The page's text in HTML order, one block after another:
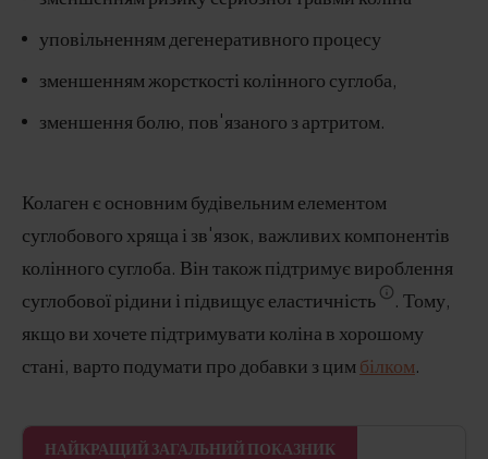
уповільненням дегенеративного процесу
зменшенням жорсткості колінного суглоба,
зменшення болю, пов'язаного з артритом.
Колаген є основним будівельним елементом
суглобового хряща і зв'язок, важливих компонентів
колінного суглоба. Він також підтримує вироблення
суглобової рідини і підвищує еластичність
. Тому,
якщо ви хочете підтримувати коліна в хорошому
стані, варто подумати про добавки з цимбілком.
НАЙКРАЩИЙ ЗАГАЛЬНИЙ ПОКАЗНИК